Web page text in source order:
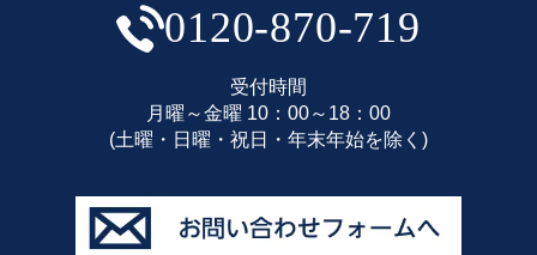
0120-870-719
受付時間
月曜～金曜 10：00～18：00
(土曜・日曜・祝日・年末年始を除く)